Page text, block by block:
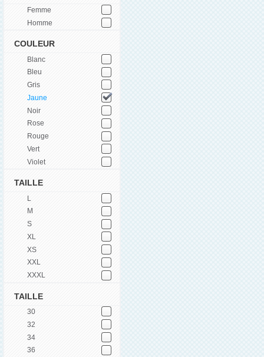
Femme
Homme
COULEUR
Blanc
Bleu
Gris
Jaune
Noir
Rose
Rouge
Vert
Violet
TAILLE
L
M
S
XL
XS
XXL
XXXL
TAILLE
30
32
34
36